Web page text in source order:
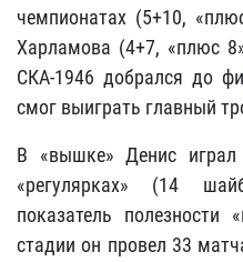
чемпионатах (5+10,
Харламова (4+7, «плюс
СКА-1946 добрался до
смог выиграть главный
В «вышке» Денис
«регулярках» (14
показатель
стадии он провел 33